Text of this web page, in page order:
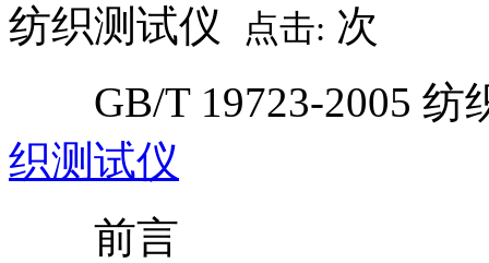
纺织测试仪 点击: 次
GB/T 19723-2005 纺
织测试仪
前言